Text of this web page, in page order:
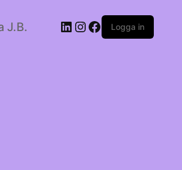
J.B. LinkedIn
Instagram
Facebook
Logga in